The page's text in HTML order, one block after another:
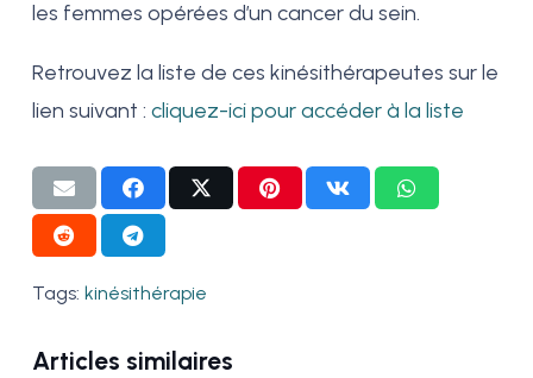
les femmes opérées d’un cancer du sein.
Retrouvez la liste de ces kinésithérapeutes sur le
lien suivant : cliquez-ici pour accéder à la liste
Tags: kinésithérapie
Articles similaires